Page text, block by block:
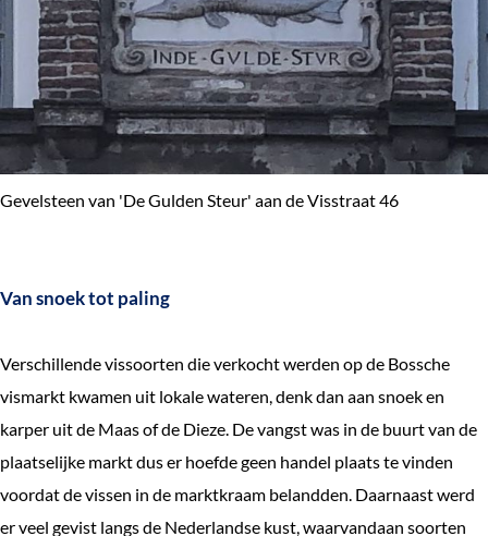
Gevelsteen van 'De Gulden Steur' aan de Visstraat 46
Van snoek tot paling
Verschillende vissoorten die verkocht werden op de Bossche
vismarkt kwamen uit lokale wateren, denk dan aan snoek en
karper uit de Maas of de Dieze. De vangst was in de buurt van de
plaatselijke markt dus er hoefde geen handel plaats te vinden
voordat de vissen in de marktkraam belandden. Daarnaast werd
er veel gevist langs de Nederlandse kust, waarvandaan soorten